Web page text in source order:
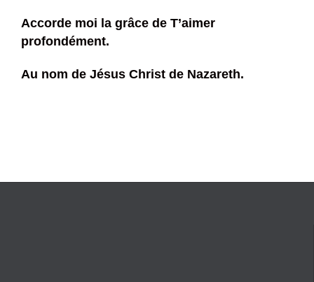
Accorde moi la grâce de T’aimer
profondément.
Au nom de Jésus Christ de Nazareth.